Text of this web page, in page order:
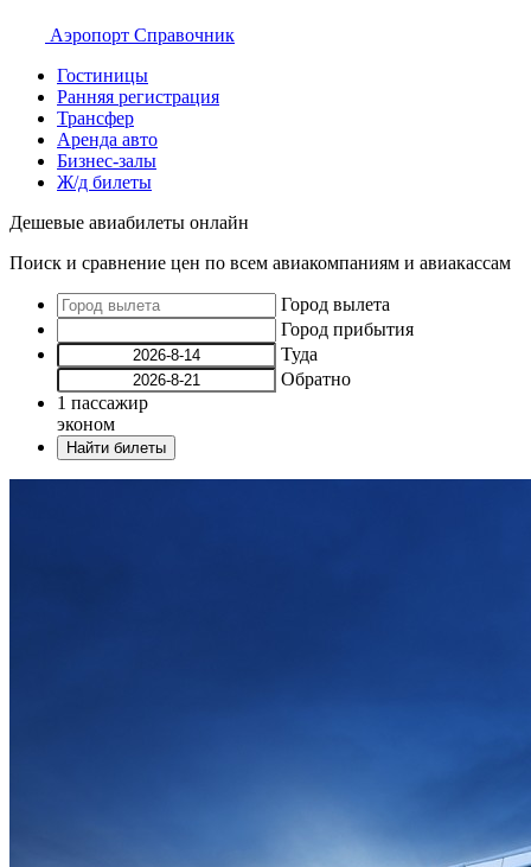
Аэропорт Справочник
Гостиницы
Ранняя регистрация
Трансфер
Аренда авто
Бизнес-залы
Ж/д билеты
Дешевые авиабилеты онлайн
Поиск и сравнение цен по всем авиакомпаниям и авиакассам
Город вылета
Город прибытия
Туда
Обратно
1 пассажир
эконом
Найти билеты